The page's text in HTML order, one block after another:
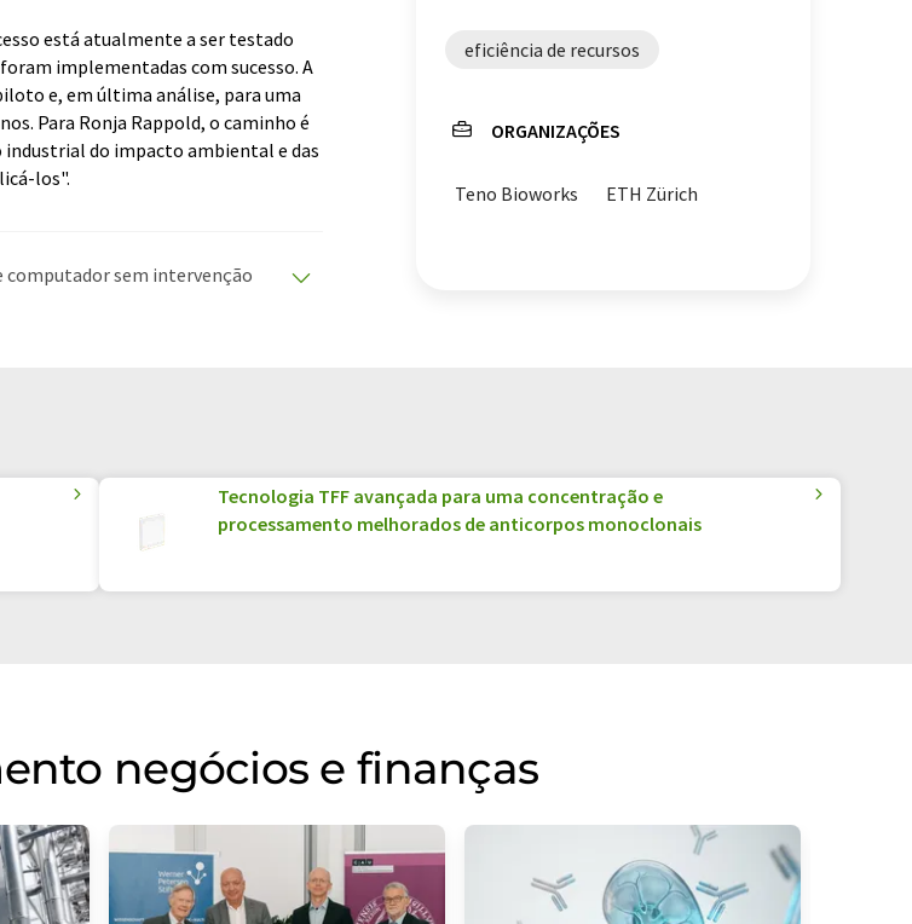
está atualmente a ser testado
implementadas com sucesso. A
e, em última análise, para uma
Para Ronja Rappold, o caminho é
industrial do impacto ambiental e das
los".
computador sem intervenção
eficiência de recursos
ORGANIZAÇÕES
Teno Bioworks ETH Zürich
Tecnologia TFF avançada para uma concentração e
processamento melhorados de anticorpos monoclonais
negócios e finanças